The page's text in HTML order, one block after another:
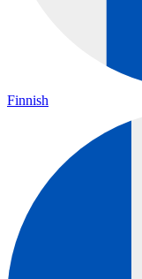
Finnish